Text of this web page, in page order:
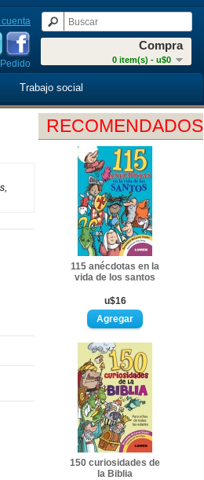
Compra
0 item(s) - u$0
Trabajo social
RECOMENDADOS
115 anécdotas en la
vida de los santos
u$16
150 curiosidades de
la Biblia